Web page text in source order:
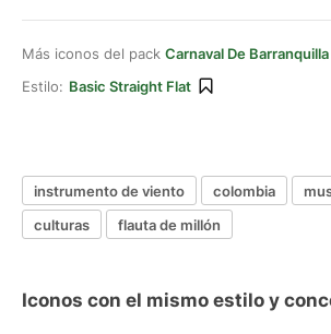
Más iconos del pack Carnaval De Barranquilla
Estilo: Basic Straight Flat
instrumento de viento colombia
culturas
flauta de millón
Iconos con el mismo estilo y